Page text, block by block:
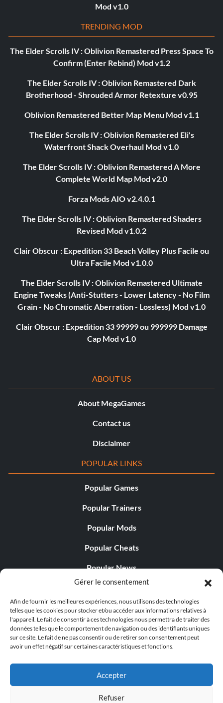
Gérer le consentement
Afin de fournir les meilleures expériences, nous utilisons des technologies
telles que les cookies pour stocker et/ou accéder aux informations relatives à
l'appareil. Le fait de consentir à ces technologies nous permettra de traiter des
données telles que le comportement de navigation ou des identifiants uniques
sur ce site. Le fait de ne pas consentir ou de retirer son consentement peut
avoir un effet négatif sur certaines caractéristiques et fonctions.
Accepter
Refuser
Mod v1.0
TRENDING MOD
The Elder Scrolls IV : Oblivion Remastered Press Space To
Confirm (Enter Rebind) Mod v1.2
The Elder Scrolls IV : Oblivion Remastered Dark
Brotherhood - Shrouded Armor Retexture v0.95
Oblivion Remastered Better Map Menu Mod v1.1
The Elder Scrolls IV : Oblivion Remastered Eli's
Waterfront Shack Overhaul Mod v1.0
The Elder Scrolls IV : Oblivion Remastered A More
Complete World Map Mod v2.0
Forza Mods AIO v2.4.0.1
The Elder Scrolls IV : Oblivion Remastered Shaders
Revised Mod v1.0.2
Clair Obscur : Expedition 33 Beach Volley Plus Facile ou
Ultra Facile Mod v1.0.0
The Elder Scrolls IV : Oblivion Remastered Ultimate
Engine Tweaks (Anti-Stutters - Lower Latency - No Film
Grain - No Chromatic Aberration - Lossless) Mod v1.0
Clair Obscur : Expedition 33 99999 ou 999999 Damage
Cap Mod v1.0
ABOUT US
About MegaGames
Contact us
Disclaimer
POPULAR LINKS
Popular Games
Popular Trainers
Popular Mods
Popular Cheats
Popular News
Popular Editorials
Popular Free Games
LATEST UPDATES